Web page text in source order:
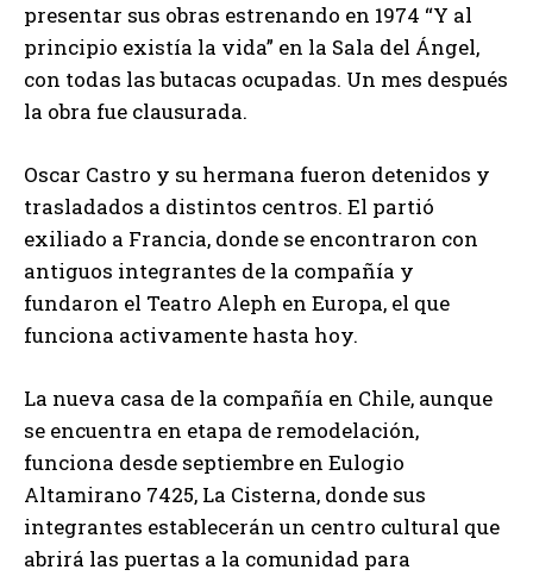
presentar sus obras estrenando en 1974 “Y al
principio existía la vida” en la Sala del Ángel,
con todas las butacas ocupadas. Un mes después
la obra fue clausurada.
Oscar Castro y su hermana fueron detenidos y
trasladados a distintos centros. El partió
exiliado a Francia, donde se encontraron con
antiguos integrantes de la compañía y
fundaron el Teatro Aleph en Europa, el que
funciona activamente hasta hoy.
La nueva casa de la compañía en Chile, aunque
se encuentra en etapa de remodelación,
funciona desde septiembre en Eulogio
Altamirano 7425, La Cisterna, donde sus
integrantes establecerán un centro cultural que
abrirá las puertas a la comunidad para